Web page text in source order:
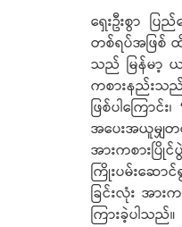
ရှေးဦးစွာ ပ
တစ်ရပ်အဖြစ် ထိ
သည် မြန်မာ့ ယ
ကစားနည်းသည်
ဖြစ်ပါကြောင်း၊
အပေးအယူမျှတ
အားကစားပြိုင်
ကြိုးပမ်းဆော
ခြင်းလုံး အား
ကြားခဲ့ပါသည်။